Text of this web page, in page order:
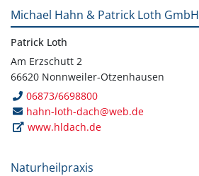
Michael Hahn & Patrick Loth GmbH
Patrick Loth
Am Erzschutt 2
66620 Nonnweiler-Otzenhausen
06873/6698800
hahn-loth-dach@web.de
www.hldach.de
Naturheilpraxis